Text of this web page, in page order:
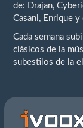
de: Drajan,
Casani, Enrique y
Cada semana
clásicos de la
subestilos de la